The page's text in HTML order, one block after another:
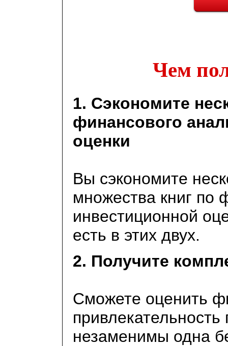
Чем
1. Сэкономите
финансового
оценки
Вы сэкономите
множества книг по
инвестиционной
есть в этих двух.
2. Получите
Сможете оценить
незаменимы одна